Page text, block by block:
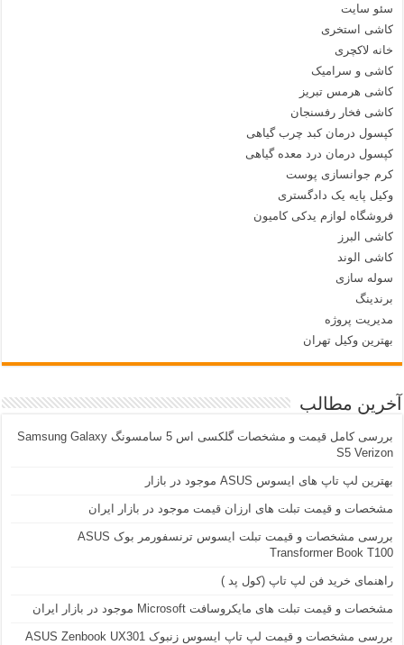
سئو سایت
کاشی استخری
خانه لاکچری
کاشی و سرامیک
کاشی هرمس تبریز
کاشی فخار رفسنجان
کپسول درمان کبد چرب گیاهی
کپسول درمان درد معده گیاهی
کرم جوانسازی پوست
وکیل پایه یک دادگستری
فروشگاه لوازم یدکی کامیون
کاشی البرز
کاشی الوند
سوله سازی
برندینگ
مدیریت پروژه
بهترین وکیل تهران
آخرین مطالب
بررسی کامل قیمت و مشخصات گلکسی اس 5 سامسونگ Samsung Galaxy
S5 Verizon
بهترین لپ تاپ های ایسوس ASUS موجود در بازار
مشخصات و قیمت تبلت های ارزان قیمت موجود در بازار ایران
بررسی مشخصات و قیمت تبلت ایسوس ترنسفورمر بوک ASUS
Transformer Book T100
راهنمای خرید فن لپ تاپ (کول پد )
مشخصات و قیمت تبلت های مایکروسافت Microsoft موجود در بازار ایران
بررسی مشخصات و قیمت لپ تاپ ایسوس زنبوک ASUS Zenbook UX301